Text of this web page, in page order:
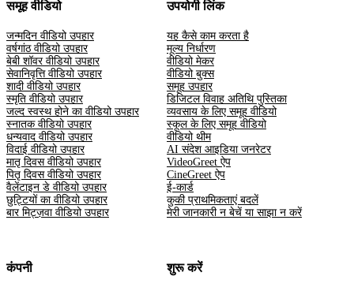
समूह वीडियो
जन्मदिन वीडियो उपहार
वर्षगांठ वीडियो उपहार
बेबी शॉवर वीडियो उपहार
सेवानिवृत्ति वीडियो उपहार
शादी वीडियो उपहार
स्मृति वीडियो उपहार
जल्द स्वस्थ होने का वीडियो उपहार
स्नातक वीडियो उपहार
धन्यवाद वीडियो उपहार
विदाई वीडियो उपहार
मातृ दिवस वीडियो उपहार
पितृ दिवस वीडियो उपहार
वैलेंटाइन डे वीडियो उपहार
छुट्टियों का वीडियो उपहार
बार मिट्ज़वा वीडियो उपहार
उपयोगी लिंक
यह कैसे काम करता है
मूल्य निर्धारण
वीडियो मेकर
वीडियो बुक्स
समूह उपहार
डिजिटल विवाह अतिथि पुस्तिका
व्यवसाय के लिए समूह वीडियो
स्कूल के लिए समूह वीडियो
वीडियो थीम
AI संदेश आइडिया जनरेटर
VideoGreet ऐप
CineGreet ऐप
ई-कार्ड
कुकी प्राथमिकताएं बदलें
मेरी जानकारी न बेचें या साझा न करें
कंपनी शुरू करें